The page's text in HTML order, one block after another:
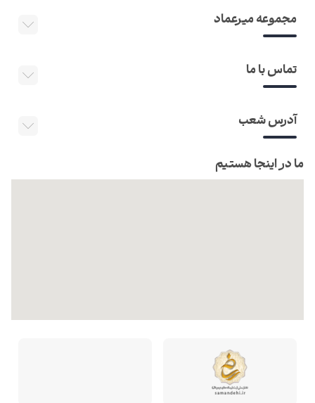
مجموعه میرعماد
تماس با ما
آدرس شعب
ما در اینجا هستیم